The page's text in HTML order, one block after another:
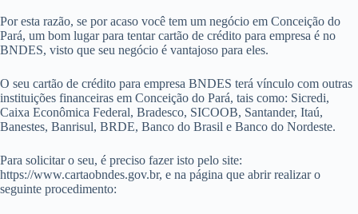
Por esta razão, se por acaso você tem um negócio em Conceição do
Pará, um bom lugar para tentar cartão de crédito para empresa é no
BNDES, visto que seu negócio é vantajoso para eles.
O seu cartão de crédito para empresa BNDES terá vínculo com outras
instituições financeiras em Conceição do Pará, tais como: Sicredi,
Caixa Econômica Federal, Bradesco, SICOOB, Santander, Itaú,
Banestes, Banrisul, BRDE, Banco do Brasil e Banco do Nordeste.
Para solicitar o seu, é preciso fazer isto pelo site:
https://www.cartaobndes.gov.br, e na página que abrir realizar o
seguinte procedimento: